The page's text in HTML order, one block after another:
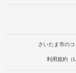
さいたま市の
利用規約（